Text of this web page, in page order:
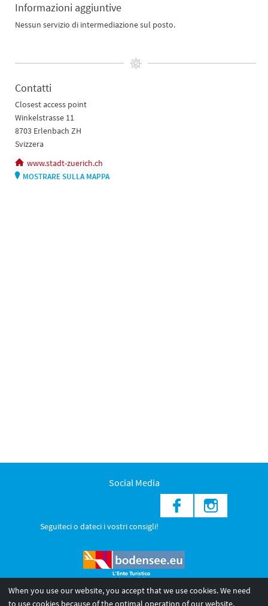
Informazioni aggiuntive
Nessun servizio di intermediazione sul posto.
Contatti
Closest access point
Winkelstrasse 11
8703 Erlenbach ZH
Svizzera
www.stadt-zuerich.ch
MOSTRARE SULLA MAPPA
Social Media
Seguiteci o dateci i vostri consigli!
When you use our website, you accept that we use cookies. We need
to use cookies because of the optimal operation of our website.